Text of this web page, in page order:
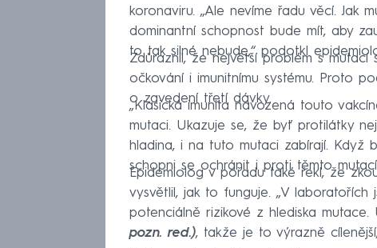
koronaviru. „Ale nevíme řadu věcí. Jak
dominantní schopnost bude mít, aby
to tak silné nebude,“ podotkl
Zdůraznil, že největší problém s
očkování i imunitnímu systému. Proto
o zavedení třetí dávky.
„Klasická imunita navozená touto
mutaci. Ukazuje se, že byť protilátky
hladina, i na tuto mutaci zabírají. Když
schopni se ochránit i proti těmto
Epidemiolog v pořadu také řekl, že
vysvětlil, jak to funguje. „V
potenciálně rizikové z hlediska
pozn. red.), takže je to výrazně